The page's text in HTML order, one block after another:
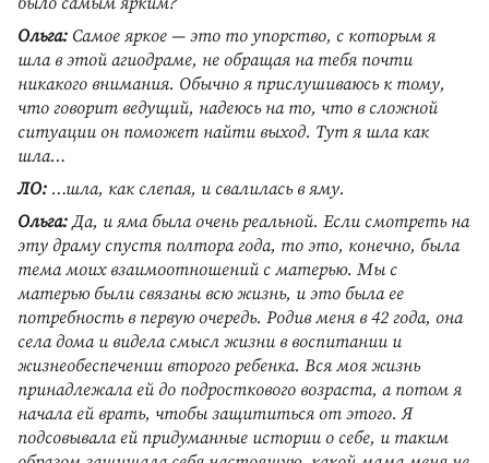
Ольга: Самое яркое — это то упорство, с которым я
шла в этой агиодраме, не обращая на тебя почти
никакого внимания. Обычно я прислушиваюсь к тому,
что говорит ведущий, надеюсь на то, что в сложной
ситуации он поможет найти выход. Тут я шла как
шла…
ЛО: …шла, как слепая, и свалилась в яму.
Ольга:Да, и яма была очень реальной. Если смотреть на
эту драму спустя полтора года, то это, конечно, была
тема моих взаимоотношений с матерью. Мы с
матерью были связаны всю жизнь, и это была ее
потребность в первую очередь. Родив меня в 42 года, она
села дома и видела смысл жизни в воспитании и
жизнеобеспечении второго ребенка. Вся моя жизнь
принадлежала ей до подросткового возраста, а потом я
начала ей врать, чтобы защититься от этого. Я
подсовывала ей придуманные истории о себе, и таким